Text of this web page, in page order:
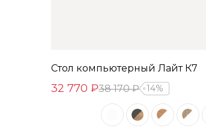
Стол компьютерный Лайт К7
32 770 ₽38 170 ₽ 14%